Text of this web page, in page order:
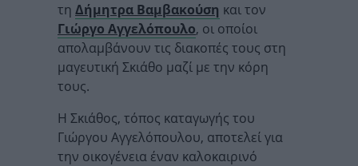
τη Δήμητρα Βαμβακούση και τον
Γιώργο Αγγελόπουλο, οι οποίοι
απολαμβάνουν τις διακοπές τους στη
μαγευτική Σκιάθο μαζί με την κόρη
τους.
Η Σκιάθος, τόπος καταγωγής του
Γιώργου Αγγελόπουλου, αποτελεί για
την οικογένεια έναν καλοκαιρινό